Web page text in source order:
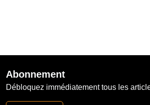
Abonnement
Débloquez immédiatement tous les